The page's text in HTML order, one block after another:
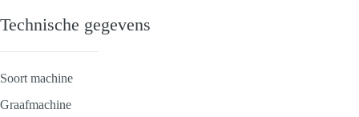
Technische gegevens
Soort machine
Graafmachine